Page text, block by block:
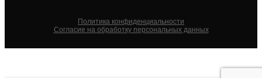
Политика конфиденциальности
Согласие на обработку персональных данных